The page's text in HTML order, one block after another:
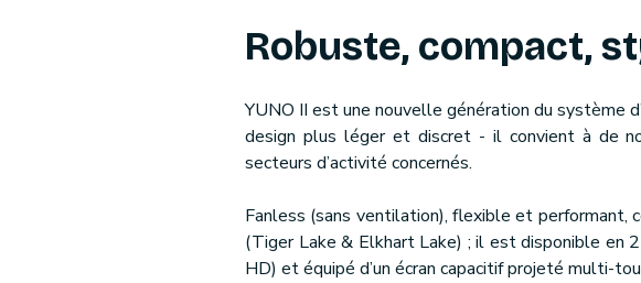
Robuste, compact,
YUNO II est une nouvelle génération du système
design plus léger et discret - il convient à de
secteurs d’activité concernés.
Fanless (sans ventilation), flexible et performant,
(Tiger Lake & Elkhart Lake) ; il est disponible en
HD) et équipé d’un écran capacitif projeté multi-